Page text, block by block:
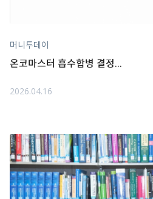
머니투데이
온코마스터 흡수합병 결정...
2026.04.16